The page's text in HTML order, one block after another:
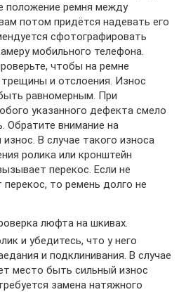
положение ремня между
потом придётся надевать его
сфотографировать
мобильного телефона.
чтобы на ремне
и отслоения. Износ
равномерным. При
указанного дефекта смело
Обратите внимание на
В случае такого износа
ролика или кронштейн
перекос. Если не
перекос, то ремень долго не
люфта на шкивах.
и убедитесь, что у него
и подклинивания. В случае
место быть сильный износ
замена натяжного